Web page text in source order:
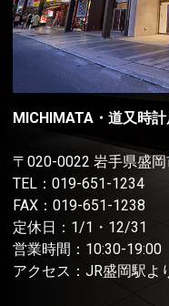
MICHIMATA・道又時
〒020-0022 岩手県盛
TEL： 019-651-1234
FAX：019-651-1238
定休日：1/1・12/31
営業時間：10:30-19:00
アクセス：JR盛岡駅よ